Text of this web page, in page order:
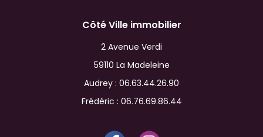
Côté Ville immobilier
2 Avenue Verdi
59110 La Madeleine
Audrey : 06.63.44.26.90
Frédéric : 06.76.69.86.44